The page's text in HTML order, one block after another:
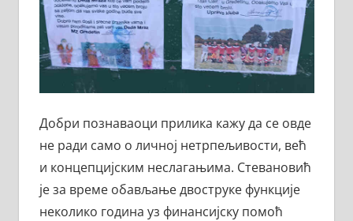
Добри познаваоци прилика кажу да се овде
не ради само о личној нетрпељивости, већ
и концепцијским неслагањима. Стевановић
је за време обављање двоструке функције
неколико година уз финансијску помоћ